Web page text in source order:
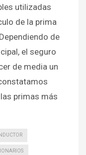
utilizadas
de la prima
de
el seguro
de media un
primas más